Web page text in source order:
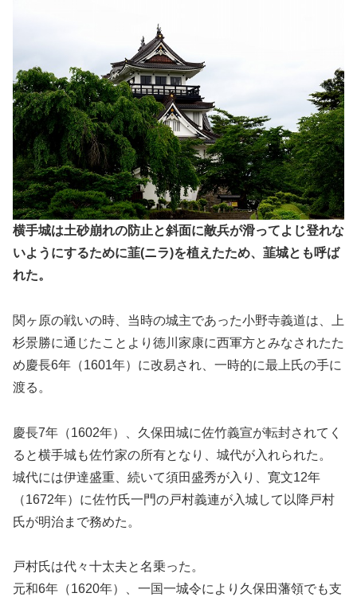
横手城は土砂崩れの防止と斜面に敵兵が滑ってよじ登れな
いようにするために韮(ニラ)を植えたため、韮城とも呼ば
れた。
関ヶ原の戦いの時、当時の城主であった小野寺義道は、上
杉景勝に通じたことより徳川家康に西軍方とみなされたた
め慶長6年（1601年）に改易され、一時的に最上氏の手に
渡る。
慶長7年（1602年）、久保田城に佐竹義宣が転封されてく
ると横手城も佐竹家の所有となり、城代が入れられた。
城代には伊達盛重、続いて須田盛秀が入り、寛文12年
（1672年）に佐竹氏一門の戸村義連が入城して以降戸村
氏が明治まで務めた。
戸村氏は代々十太夫と名乗った。
元和6年（1620年）、一国一城令により久保田藩領でも支